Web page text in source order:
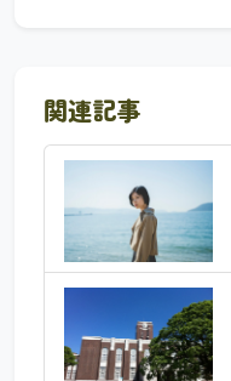
関連記事